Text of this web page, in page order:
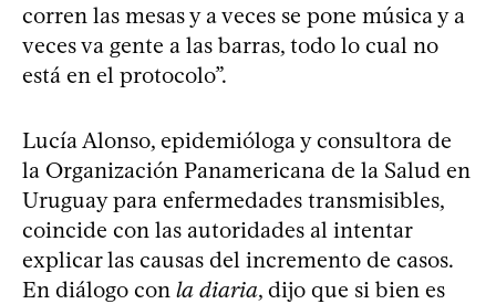
corren las mesas y a veces se pone música y a
veces va gente a las barras, todo lo cual no
está en el protocolo”.
Lucía Alonso, epidemióloga y consultora de
la Organización Panamericana de la Salud en
Uruguay para enfermedades transmisibles,
coincide con las autoridades al intentar
explicar las causas del incremento de casos.
En diálogo con la diaria, dijo que si bien es